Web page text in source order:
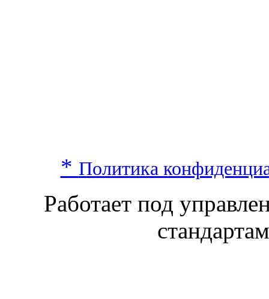
* Политика
Работает под